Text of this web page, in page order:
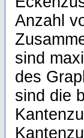
Anzahl
sind
des
sind die